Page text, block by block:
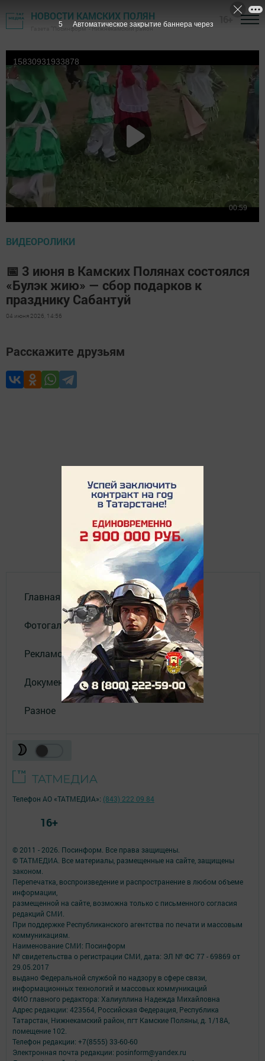
НОВОСТИ КАМСКИХ ПОЛЯН
Газета "Посинформ" - Нижнекамский район
ВИДЕОРОЛИКИ
📅 3 июня в Камских Полянах состоялся
«Булэк жию» — сбор подарков к
празднику Сабантуй
04 июня 2026, 14:56
Расскажите друзьям
Главная
Фотогалереи
Рекламодателям
Документы
Разное
© 2011 - 2026. Посинформ. Все права защищены.
© ТАТМЕДИА. Все материалы, размещенные на сайте, защищены
законом.
Перепечатка, воспроизведение и распространение в любом объеме
информации,
размещенной на сайте, возможна только с письменного согласия
редакций СМИ.
При поддержке Республиканского агентства по печати и массовым
коммуникациям.
Наименование СМИ: Посинформ
№ свидетельства о регистрации СМИ, дата: ЭЛ № ФС 77 - 69869 от
29.05.2017
выдано Федеральной службой по надзору в сфере связи,
информационных технологий и массовых коммуникаций
ФИО главного редактора: Халиуллина Надежда Михайловна
Адрес редакции: 423564, Российская Федерация, Республика
Татарстан, Нижнекамский район, пгт Камские Поляны, д. 1/18А,
помещение 102.
Телефон редакции: +7(8555) 33-60-60
Электронная почта редакции: posinform@yandex.ru
Телефон АО «ТАТМЕДИА»: (843) 222 09 84
16+
4 Автоматическое закрытие баннера через